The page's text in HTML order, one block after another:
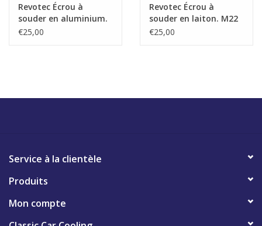
Revotec Écrou à
souder en aluminium.
M22 x 1,5.
€25,00
Revotec Écrou à
souder en laiton. M22
x 1,5.
€25,00
Service à la clientèle
Produits
Mon compte